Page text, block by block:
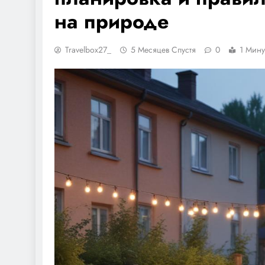
на природе
Travelbox27_ 5 Месяцев Спустя 0 1